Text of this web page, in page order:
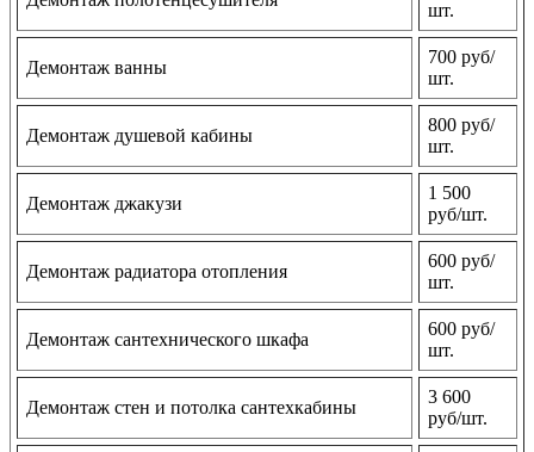
шт.
Демонтаж ванны
700 руб/
шт.
Демонтаж душевой кабины
800 руб/
шт.
Демонтаж джакузи
1 500
руб/шт.
Демонтаж радиатора отопления
600 руб/
шт.
Демонтаж сантехнического шкафа
600 руб/
шт.
Демонтаж стен и потолка сантехкабины
3 600
руб/шт.